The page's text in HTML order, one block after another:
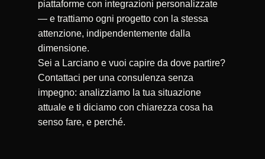
piattaforme con integrazioni personalizzate
— e trattiamo ogni progetto con la stessa
attenzione, indipendentemente dalla
dimensione.
Sei a Larciano e vuoi capire da dove partire?
Contattaci per una consulenza senza
impegno: analizziamo la tua situazione
attuale e ti diciamo con chiarezza cosa ha
senso fare, e perché.